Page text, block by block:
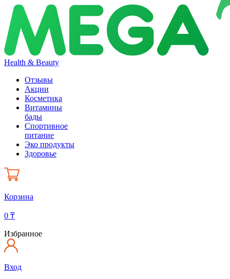
Health & Beauty
Отзывы
Акции
Косметика
Витамины
бады
Спортивное
питание
Эко продукты
Здоровье
Корзина
0 ₸
Избранное
Вход